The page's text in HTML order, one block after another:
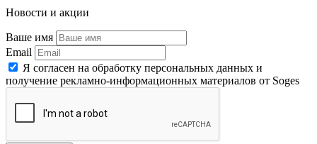
Новости и акции
Ваше имя
Email
Я согласен на обработку персональных данных и
получение рекламно-информационных материалов от Soges